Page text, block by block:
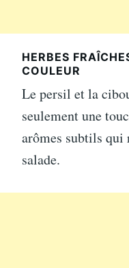
HERBES
COULEUR
Le persil et la
seulement une
arômes subtils qui
salade.